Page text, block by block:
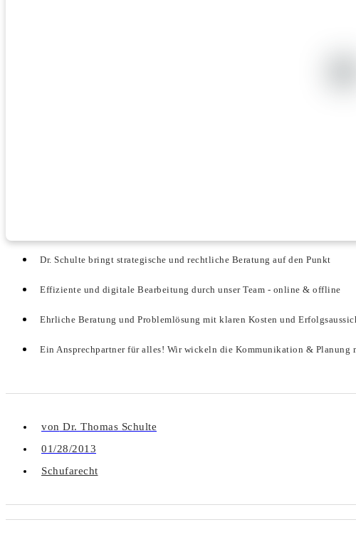
Dr. Schulte bringt strategische und rechtliche Beratung auf den Punkt
Effiziente und digitale Bearbeitung durch unser Team - online & offline
Ehrliche Beratung und Problemlösung mit klaren Kosten und
Ein Ansprechpartner für alles! Wir wickeln die Kommunikation & Planung
von Dr. Thomas Schulte
01/28/2013
Schufarecht